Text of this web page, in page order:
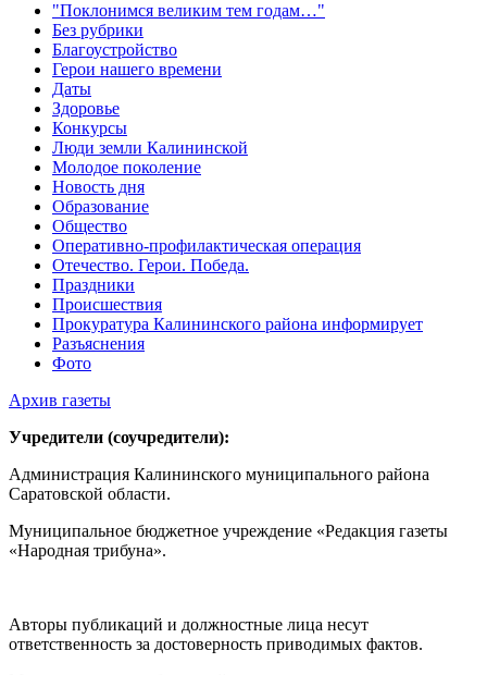
"Поклонимся великим тем годам…"
Без рубрики
Благоустройство
Герои нашего времени
Даты
Здоровье
Конкурсы
Люди земли Калининской
Молодое поколение
Новость дня
Образование
Общество
Оперативно-профилактическая операция
Отечество. Герои. Победа.
Праздники
Происшествия
Прокуратура Калининского района информирует
Разъяснения
Фото
Архив газеты
Учредители (соучредители):
Администрация Калининского муниципального района
Саратовской области.
Муниципальное бюджетное учреждение «Редакция газеты
«Народная трибуна».
Авторы публикаций и должностные лица несут
ответственность за достоверность приводимых фактов.